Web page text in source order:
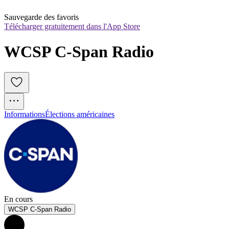
Sauvegarde des favoris
Télécharger gratuitement dans l'App Store
WCSP C-Span Radio
InformationsÉlections américaines
En cours
WCSP C-Span Radio